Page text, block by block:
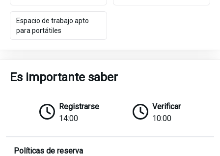
Espacio de trabajo apto
para portátiles
Es importante saber
Registrarse
14:00
Verificar
10:00
Políticas de reserva